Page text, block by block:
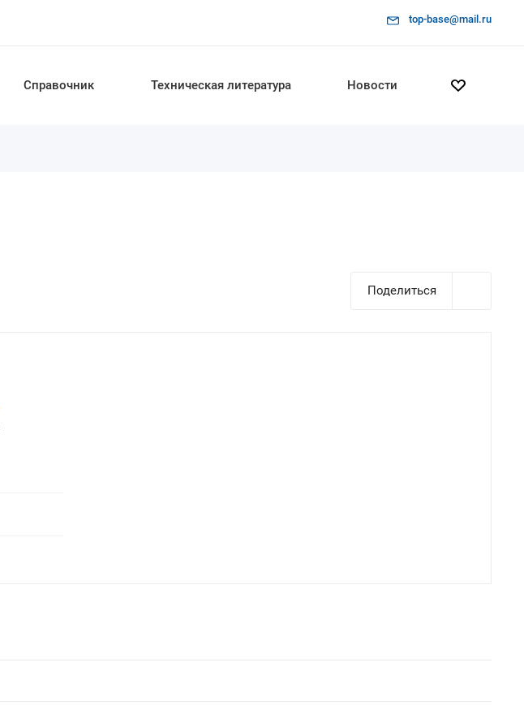
top-base@mail.ru
Справочник Техническая литература Новости
Поделиться